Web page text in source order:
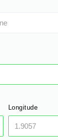
Longitude